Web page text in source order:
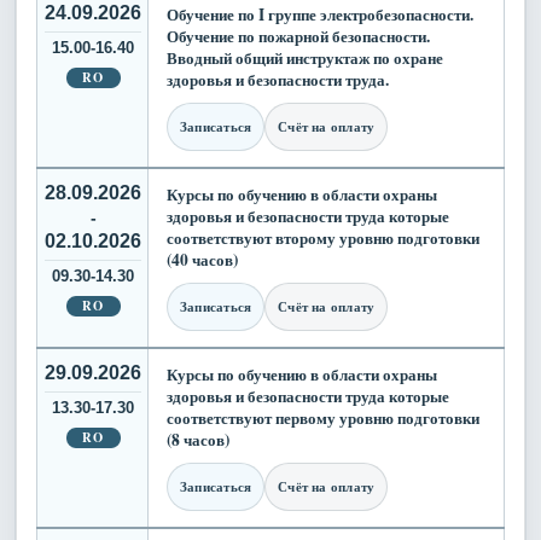
24.09.2026
15.00-16.40
RO
Обучение по I группе электробезопасности.
Обучение по пожарной безопасности.
Вводный общий инструктаж по охране
здоровья и безопасности труда.
Записаться Счёт на оплату
28.09.2026
-
02.10.2026
09.30-14.30
RO
Курсы по обучению в области охраны
здоровья и безопасности труда которые
соответствуют второму уровню подготовки
(40 часов)
Записаться Счёт на оплату
29.09.2026
13.30-17.30
RO
Курсы по обучению в области охраны
здоровья и безопасности труда которые
соответствуют первому уровню подготовки
(8 часов)
Записаться Счёт на оплату